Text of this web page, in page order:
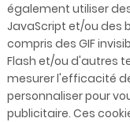
également utiliser
JavaScript et/ou des
compris des GIF
Flash et/ou d'autres
mesurer l'efficacité
personnaliser pour
publicitaire. Ces